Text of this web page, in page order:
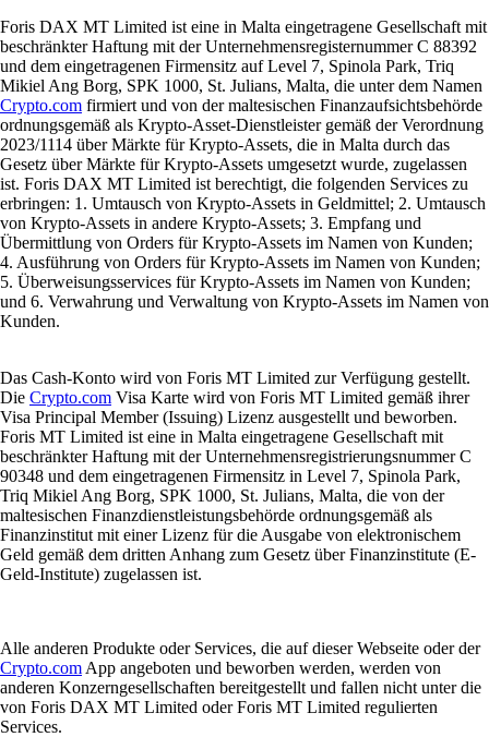
Foris DAX MT Limited ist eine in Malta eingetragene Gesellschaft mit
beschränkter Haftung mit der Unternehmensregisternummer C 88392
und dem eingetragenen Firmensitz auf Level 7, Spinola Park, Triq
Mikiel Ang Borg, SPK 1000, St. Julians, Malta, die unter dem Namen
Crypto.com firmiert und von der maltesischen Finanzaufsichtsbehörde
ordnungsgemäß als Krypto-Asset-Dienstleister gemäß der Verordnung
2023/1114 über Märkte für Krypto-Assets, die in Malta durch das
Gesetz über Märkte für Krypto-Assets umgesetzt wurde, zugelassen
ist. Foris DAX MT Limited ist berechtigt, die folgenden Services zu
erbringen: 1. Umtausch von Krypto-Assets in Geldmittel; 2. Umtausch
von Krypto-Assets in andere Krypto-Assets; 3. Empfang und
Übermittlung von Orders für Krypto-Assets im Namen von Kunden;
4. Ausführung von Orders für Krypto-Assets im Namen von Kunden;
5. Überweisungsservices für Krypto-Assets im Namen von Kunden;
und 6. Verwahrung und Verwaltung von Krypto-Assets im Namen von
Kunden.
Das Cash-Konto wird von Foris MT Limited zur Verfügung gestellt.
Die Crypto.com Visa Karte wird von Foris MT Limited gemäß ihrer
Visa Principal Member (Issuing) Lizenz ausgestellt und beworben.
Foris MT Limited ist eine in Malta eingetragene Gesellschaft mit
beschränkter Haftung mit der Unternehmensregistrierungsnummer C
90348 und dem eingetragenen Firmensitz in Level 7, Spinola Park,
Triq Mikiel Ang Borg, SPK 1000, St. Julians, Malta, die von der
maltesischen Finanzdienstleistungsbehörde ordnungsgemäß als
Finanzinstitut mit einer Lizenz für die Ausgabe von elektronischem
Geld gemäß dem dritten Anhang zum Gesetz über Finanzinstitute (E-
Geld-Institute) zugelassen ist.
Alle anderen Produkte oder Services, die auf dieser Webseite oder der
Crypto.com App angeboten und beworben werden, werden von
anderen Konzerngesellschaften bereitgestellt und fallen nicht unter die
von Foris DAX MT Limited oder Foris MT Limited regulierten
Services.